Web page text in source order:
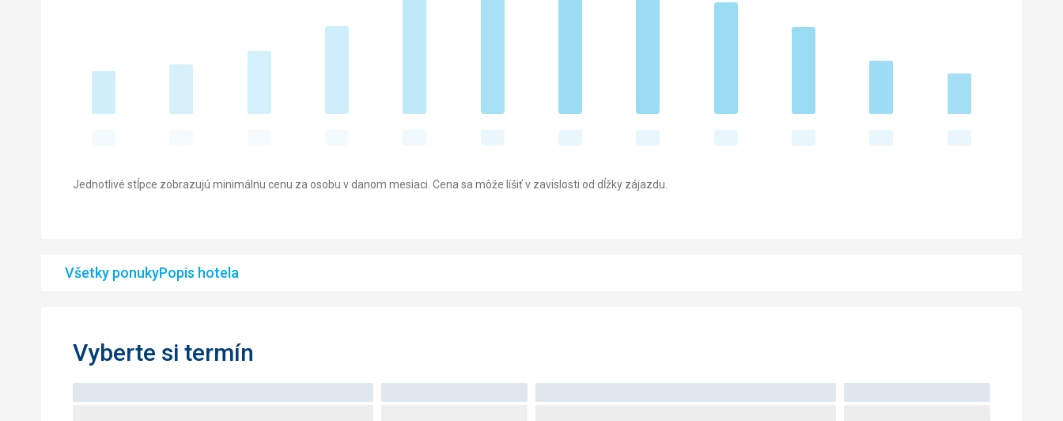
Jednotlivé stĺpce zobrazujú minimálnu cenu za osobu v danom mesiaci. Cena sa môže líšiť v zavislosti od dĺžky zájazdu.
Všetky ponukyPopis hotela
Vyberte si termín